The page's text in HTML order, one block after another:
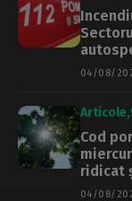
04/08/
Articole
Cod
ridicat
04/08/